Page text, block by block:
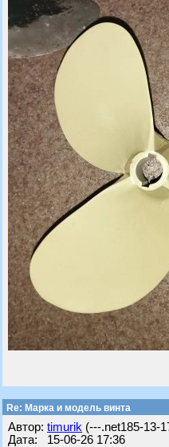
Re: Марка и модель винта
Автор: timurik (---.net185-13-
Дата: 15-06-26 17:36